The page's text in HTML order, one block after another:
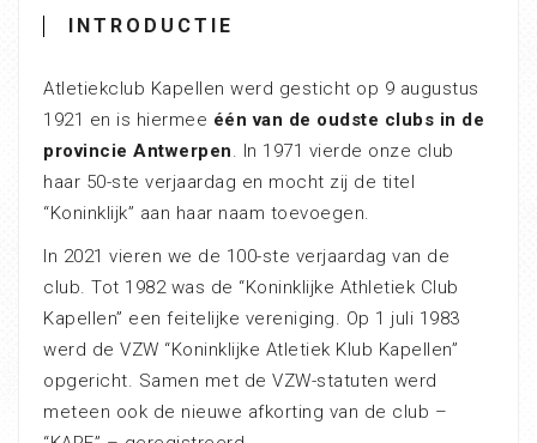
INTRODUCTIE
Atletiekclub Kapellen werd gesticht op 9 augustus
1921 en is hiermee één van de oudste clubs in de
provincie Antwerpen. In 1971 vierde onze club
haar 50-ste verjaardag en mocht zij de titel
“Koninklijk” aan haar naam toevoegen.
In 2021 vieren we de 100-ste verjaardag van de
club. Tot 1982 was de “Koninklijke Athletiek Club
Kapellen” een feitelijke vereniging. Op 1 juli 1983
werd de VZW “Koninklijke Atletiek Klub Kapellen”
opgericht. Samen met de VZW-statuten werd
meteen ook de nieuwe afkorting van de club –